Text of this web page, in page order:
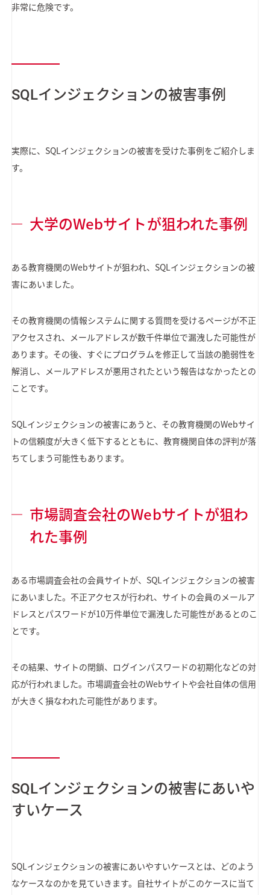
非常に危険です。
SQLインジェクションの被害事例
実際に、SQLインジェクションの被害を受けた事例をご紹介しま
す。
大学のWebサイトが狙われた事例
ある教育機関のWebサイトが狙われ、SQLインジェクションの被
害にあいました。
その教育機関の情報システムに関する質問を受けるページが不正
アクセスされ、メールアドレスが数千件単位で漏洩した可能性が
あります。その後、すぐにプログラムを修正して当該の脆弱性を
解消し、メールアドレスが悪用されたという報告はなかったとの
ことです。
SQLインジェクションの被害にあうと、その教育機関のWebサイ
トの信頼度が大きく低下するとともに、教育機関自体の評判が落
ちてしまう可能性もあります。
市場調査会社のWebサイトが狙わ
れた事例
ある市場調査会社の会員サイトが、SQLインジェクションの被害
にあいました。不正アクセスが行われ、サイトの会員のメールア
ドレスとパスワードが10万件単位で漏洩した可能性があるとのこ
とです。
その結果、サイトの閉鎖、ログインパスワードの初期化などの対
応が行われました。市場調査会社のWebサイトや会社自体の信用
が大きく損なわれた可能性があります。
SQLインジェクションの被害にあいや
すいケース
SQLインジェクションの被害にあいやすいケースとは、どのよう
なケースなのかを見ていきます。自社サイトがこのケースに当て